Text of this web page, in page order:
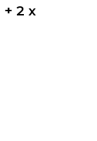
2 x